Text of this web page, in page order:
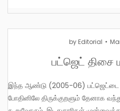
by Editorial
பட்ஜெட் திசை
இந்த ஆண்டு (2005-06) பட்ஜெட்டை நிதியமைச்சர் சமர்ப்பித்த
போதினிலே திருக்குறளும் தேனாக